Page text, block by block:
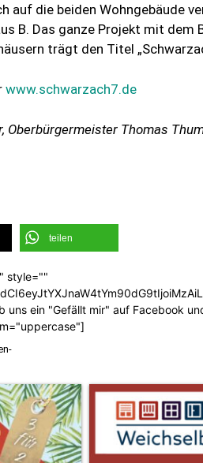
auf die beiden Wohngebäude
B. Das ganze Projekt mit dem
trägt den Titel
www.schwarzach7.de
Oberbürgermeister Thomas
teilen
style=""
uns ein "Gefällt mir" auf Facebook